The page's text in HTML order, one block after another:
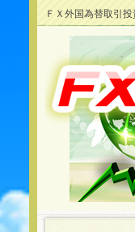
ＦＸ外国為替取引